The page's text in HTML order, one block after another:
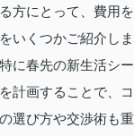
方にとって、費用
いくつかご紹介し
に春先の新生活シ
計画することで、
選び方や交渉術も